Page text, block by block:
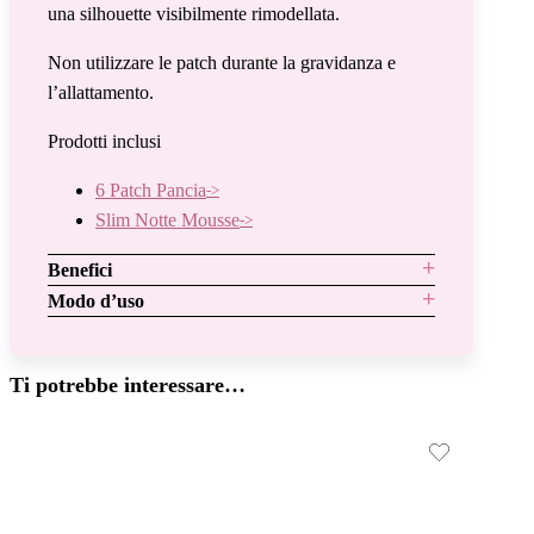
una silhouette visibilmente rimodellata.
Non utilizzare le patch durante la gravidanza e
l’allattamento.
Prodotti inclusi
6 Patch Pancia
Slim Notte Mousse
Benefici
Modo d’uso
Ti potrebbe interessare…